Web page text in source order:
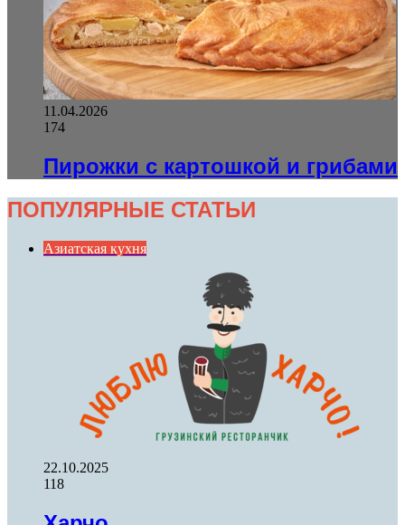
11.04.2026
174
Пирожки с картошкой и грибами
ПОПУЛЯРНЫЕ СТАТЬИ
Азиатская кухня
22.10.2025
118